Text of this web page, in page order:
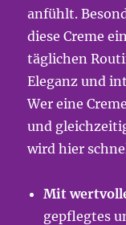
anfühlt.
diese Creme
täglichen
Eleganz und
Wer eine
und
wird hier
Mit
gepflegtes